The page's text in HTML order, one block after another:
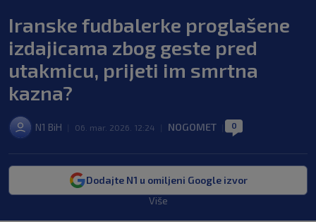
Iranske fudbalerke proglašene
izdajicama zbog geste pred
utakmicu, prijeti im smrtna
kazna?
N1 BiH 06. mar. 2026. 12:24 NOGOMET 0
Dodajte N1 u omiljeni Google izvor
Više